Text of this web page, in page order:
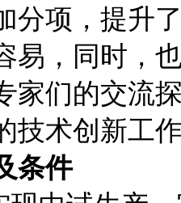
分项，提升
易，同时，
家们的交流
技术创新工
条件